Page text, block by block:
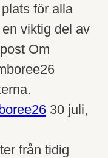
för alla
viktig del av
Om
30 juli,
från tidig